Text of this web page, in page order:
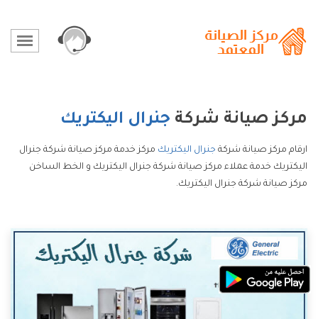
مركز صيانة شركة جنرال اليكتريك
ارقام مركز صيانة شركة جنرال اليكتريك مركز خدمة مركز صيانة شركة جنرال
اليكتريك خدمة عملاء مركز صيانة شركة جنرال اليكتريك و الخط الساخن
مركز صيانة شركة جنرال اليكتريك.